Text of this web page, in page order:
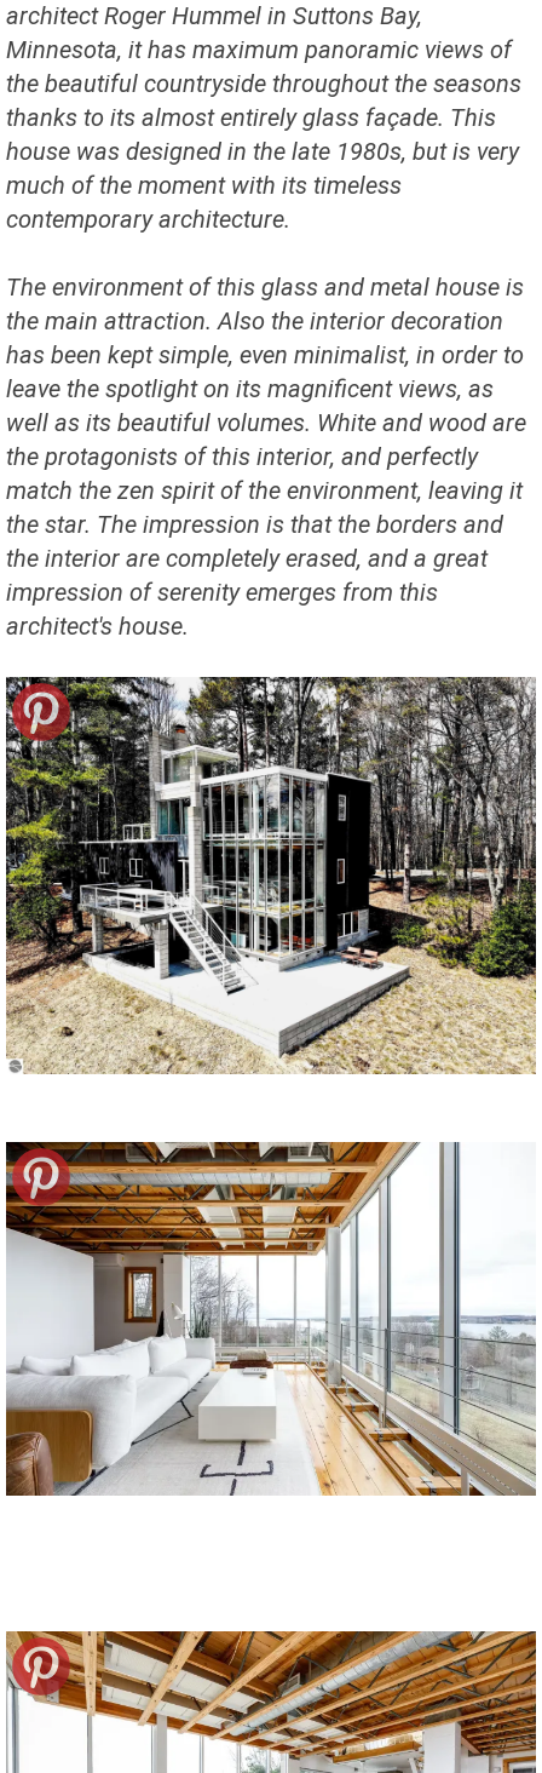
architect Roger Hummel in Suttons Bay,
Minnesota, it has maximum panoramic views of
the beautiful countryside throughout the seasons
thanks to its almost entirely glass façade. This
house was designed in the late 1980s, but is very
much of the moment with its timeless
contemporary architecture.
The environment of this glass and metal house is
the main attraction. Also the interior decoration
has been kept simple, even minimalist, in order to
leave the spotlight on its magnificent views, as
well as its beautiful volumes. White and wood are
the protagonists of this interior, and perfectly
match the zen spirit of the environment, leaving it
the star. The impression is that the borders and
the interior are completely erased, and a great
impression of serenity emerges from this
architect's house.